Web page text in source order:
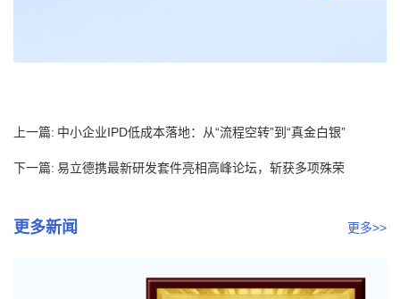
上一篇: 中小企业IPD低成本落地：从“流程空转”到“真金白银”
下一篇: 易立德携最新研发套件亮相高峰论坛，斩获多项殊荣
更多新闻 更多>>